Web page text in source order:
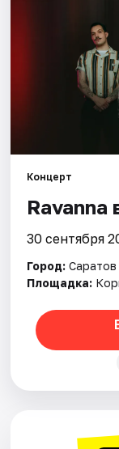
Экскурсии
Города
Рейтинги
Концерт
Ravanna
30 сентября
Город: Саратов
Площадка: